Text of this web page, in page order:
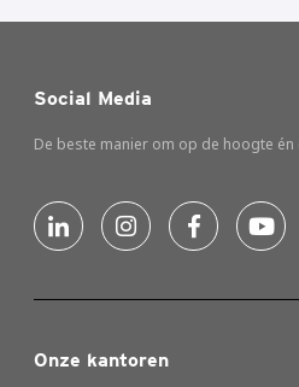
Onze kantoren
Social Media
De beste manier om op de hoogte